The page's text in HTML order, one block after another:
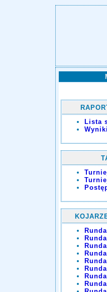
Lista
Wyniki